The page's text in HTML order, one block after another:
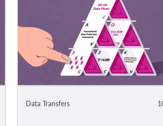
Data Transfers